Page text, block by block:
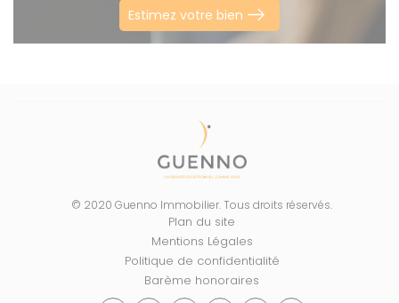
Estimez votre bien
© 2020 Guenno Immobilier. Tous droits réservés.
Plan du site
Mentions Légales
Politique de confidentialité
Barème honoraires